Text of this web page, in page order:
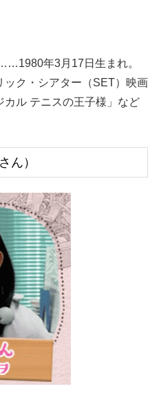
年3月17日生まれ。
ック・シアター（SET）映画
ル テニスの王子様」など
ん）